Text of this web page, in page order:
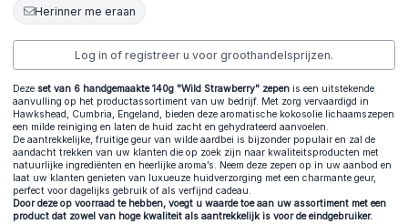
Herinner me eraan
Log in of registreer u voor groothandelsprijzen.
Deze set van 6 handgemaakte 140g "Wild Strawberry" zepen is een uitstekende
aanvulling op het productassortiment van uw bedrijf. Met zorg vervaardigd in
Hawkshead, Cumbria, Engeland, bieden deze aromatische kokosolie lichaamszepen
een milde reiniging en laten de huid zacht en gehydrateerd aanvoelen.
De aantrekkelijke, fruitige geur van wilde aardbei is bijzonder populair en zal de
aandacht trekken van uw klanten die op zoek zijn naar kwaliteitsproducten met
natuurlijke ingrediënten en heerlijke aroma’s. Neem deze zepen op in uw aanbod en
laat uw klanten genieten van luxueuze huidverzorging met een charmante geur,
perfect voor dagelijks gebruik of als verfijnd cadeau.
Door deze op voorraad te hebben, voegt u waarde toe aan uw assortiment met een
product dat zowel van hoge kwaliteit als aantrekkelijk is voor de eindgebruiker.